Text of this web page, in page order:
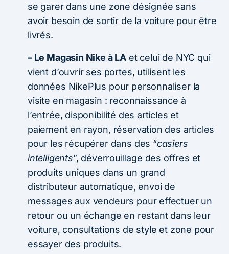
se garer dans une zone désignée sans
avoir besoin de sortir de la voiture pour être
livrés.
– Le Magasin Nike à LA et celui de NYC qui
vient d’ouvrir ses portes, utilisent les
données NikePlus pour personnaliser la
visite en magasin : reconnaissance à
l’entrée, disponibilité des articles et
paiement en rayon, réservation des articles
pour les récupérer dans des “casiers
intelligents”, déverrouillage des offres et
produits uniques dans un grand
distributeur automatique, envoi de
messages aux vendeurs pour effectuer un
retour ou un échange en restant dans leur
voiture, consultations de style et zone pour
essayer des produits.